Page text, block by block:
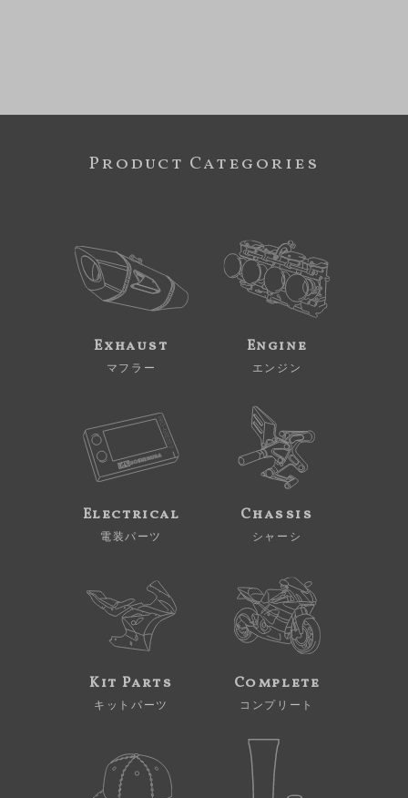
Product Categories
Exhaust
マフラー
Engine
エンジン
Electrical
電装パーツ
Chassis
シャーシ
Kit Parts
キットパーツ
Complete
コンプリート